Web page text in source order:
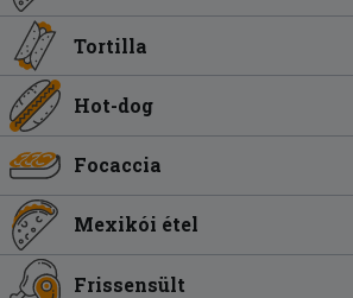
Tortilla
Hot-dog
Focaccia
Mexikói étel
Frissensült